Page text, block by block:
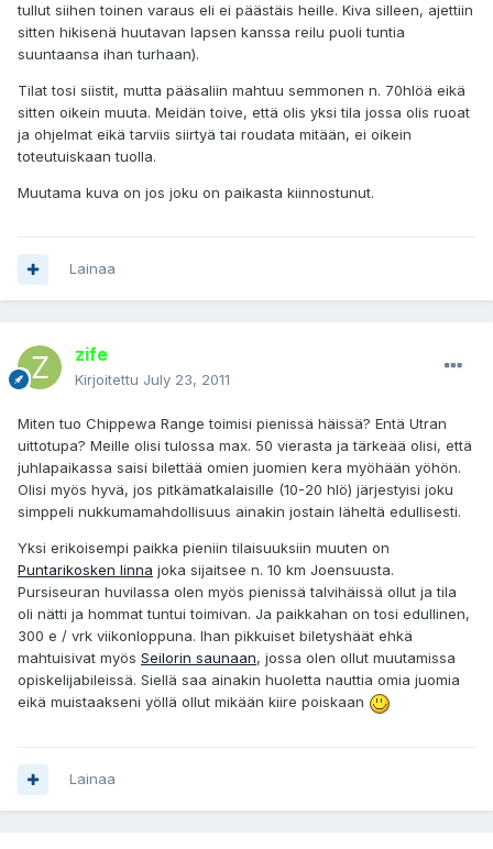
tullut siihen toinen varaus eli ei päästäis heille. Kiva silleen, ajettiin
sitten hikisenä huutavan lapsen kanssa reilu puoli tuntia
suuntaansa ihan turhaan).
Tilat tosi siistit, mutta pääsaliin mahtuu semmonen n. 70hlöä eikä
sitten oikein muuta. Meidän toive, että olis yksi tila jossa olis ruoat
ja ohjelmat eikä tarviis siirtyä tai roudata mitään, ei oikein
toteutuiskaan tuolla.
Muutama kuva on jos joku on paikasta kiinnostunut.
Lainaa
zife
Kirjoitettu July 23, 2011
Miten tuo Chippewa Range toimisi pienissä häissä? Entä Utran
uittotupa? Meille olisi tulossa max. 50 vierasta ja tärkeää olisi, että
juhlapaikassa saisi bilettää omien juomien kera myöhään yöhön.
Olisi myös hyvä, jos pitkämatkalaisille (10-20 hlö) järjestyisi joku
simppeli nukkumamahdollisuus ainakin jostain läheltä edullisesti.
Yksi erikoisempi paikka pieniin tilaisuuksiin muuten on
Puntarikosken linna joka sijaitsee n. 10 km Joensuusta.
Pursiseuran huvilassa olen myös pienissä talvihäissä ollut ja tila
oli nätti ja hommat tuntui toimivan. Ja paikkahan on tosi edullinen,
300 e / vrk viikonloppuna. Ihan pikkuiset biletyshäät ehkä
mahtuisivat myös Seilorin saunaan, jossa olen ollut muutamissa
opiskelijabileissä. Siellä saa ainakin huoletta nauttia omia juomia
eikä muistaakseni yöllä ollut mikään kiire poiskaan
Lainaa